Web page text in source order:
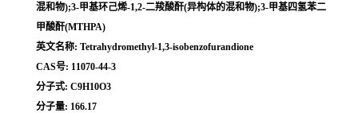
混和物);3-甲基环己烯-1,2-二羧酸酐(异构体的混和物);3-甲基四氢苯二
甲酸酐(MTHPA)
英文名称: Tetrahydromethyl-1,3-isobenzofurandione
CAS号: 11070-44-3
分子式: C9H10O3
分子量: 166.17